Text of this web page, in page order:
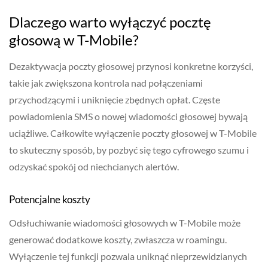
Dlaczego warto wyłączyć pocztę
głosową w T-Mobile?
Dezaktywacja poczty głosowej przynosi konkretne korzyści,
takie jak zwiększona kontrola nad połączeniami
przychodzącymi i uniknięcie zbędnych opłat. Częste
powiadomienia SMS o nowej wiadomości głosowej bywają
uciążliwe. Całkowite wyłączenie poczty głosowej w T-Mobile
to skuteczny sposób, by pozbyć się tego cyfrowego szumu i
odzyskać spokój od niechcianych alertów.
Potencjalne koszty
Odsłuchiwanie wiadomości głosowych w T-Mobile może
generować dodatkowe koszty, zwłaszcza w roamingu.
Wyłączenie tej funkcji pozwala uniknąć nieprzewidzianych